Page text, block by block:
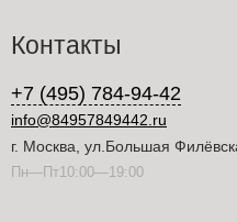
Контакты
+7 (495) 784-94-42
info@84957849442.ru
г. Москва, ул.Большая
Пн—Пт10:00—19:00